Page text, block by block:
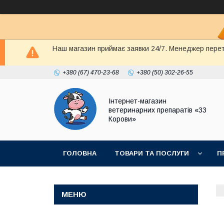
Наш магазин приймає заявки 24/7. Менеджер
+380 (67) 470-23-68 +380 (50) 302-26-55
Інтернет-магазин
ветеринарних препаратів «33
Корови»
ГОЛОВНА ТОВАРИ ТА ПОСЛУГИ